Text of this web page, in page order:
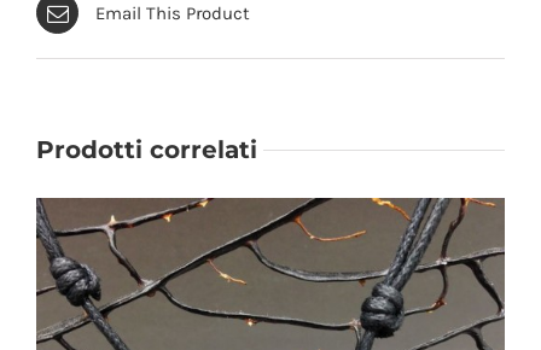
Email This Product
Prodotti correlati